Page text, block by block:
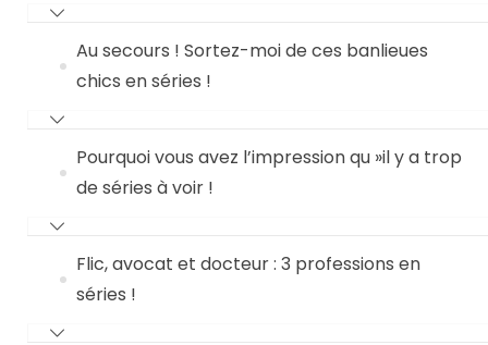
Au secours ! Sortez-moi de ces banlieues
chics en séries !
Pourquoi vous avez l’impression qu »il y a trop
de séries à voir !
Flic, avocat et docteur : 3 professions en
séries !